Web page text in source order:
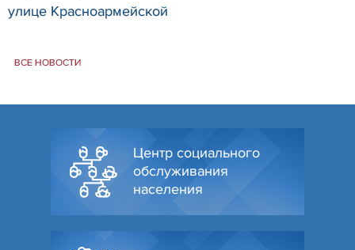
улице Красноармейской
ВСЕ НОВОСТИ
Центр социального
обслуживания
населения